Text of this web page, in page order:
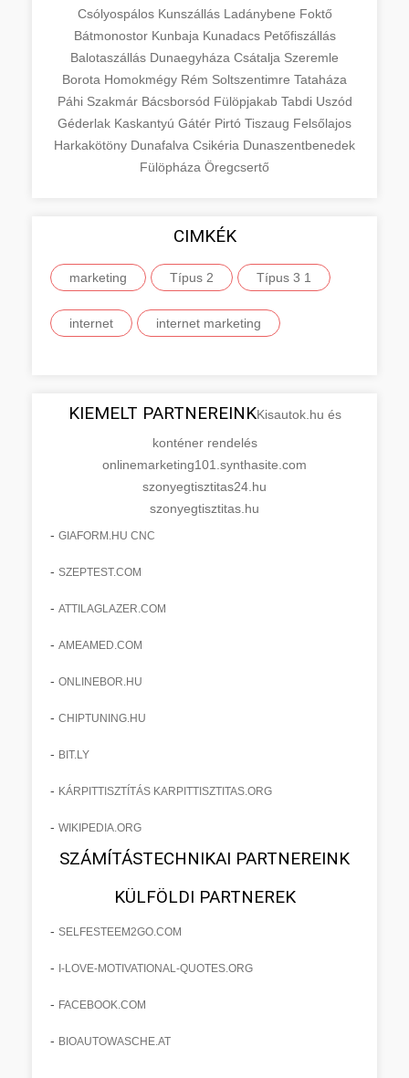
Csólyospálos Kunszállás Ladánybene Foktő
Bátmonostor Kunbaja Kunadacs Petőfiszállás
Balotaszállás Dunaegyháza Csátalja Szeremle
Borota Homokmégy Rém Soltszentimre Tataháza
Páhi Szakmár Bácsborsód Fülöpjakab Tabdi Uszód
Géderlak Kaskantyú Gátér Pirtó Tiszaug Felsőlajos
Harkakötöny Dunafalva Csikéria Dunaszentbenedek
Fülöpháza Öregcsertő
CIMKÉK
marketing Típus 2 Típus 3 1
internet internet marketing
KIEMELT PARTNEREINKKisautok.hu és
konténer rendelés
onlinemarketing101.synthasite.com
szonyegtisztitas24.hu
szonyegtisztitas.hu
- GIAFORM.HU CNC
- SZEPTEST.COM
- ATTILAGLAZER.COM
- AMEAMED.COM
- ONLINEBOR.HU
- CHIPTUNING.HU
- BIT.LY
- KÁRPITTISZTÍTÁS KARPITTISZTITAS.ORG
- WIKIPEDIA.ORG
SZÁMÍTÁSTECHNIKAI PARTNEREINK
KÜLFÖLDI PARTNEREK
- SELFESTEEM2GO.COM
- I-LOVE-MOTIVATIONAL-QUOTES.ORG
- FACEBOOK.COM
- BIOAUTOWASCHE.AT